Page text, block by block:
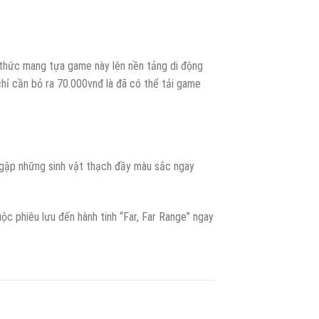
mang tựa game này lên nền tảng di động
cần bỏ ra 70.000vnđ là đã có thể tải game
những sinh vật thạch đầy màu sắc ngay
phiêu lưu đến hành tinh “Far, Far Range” ngay